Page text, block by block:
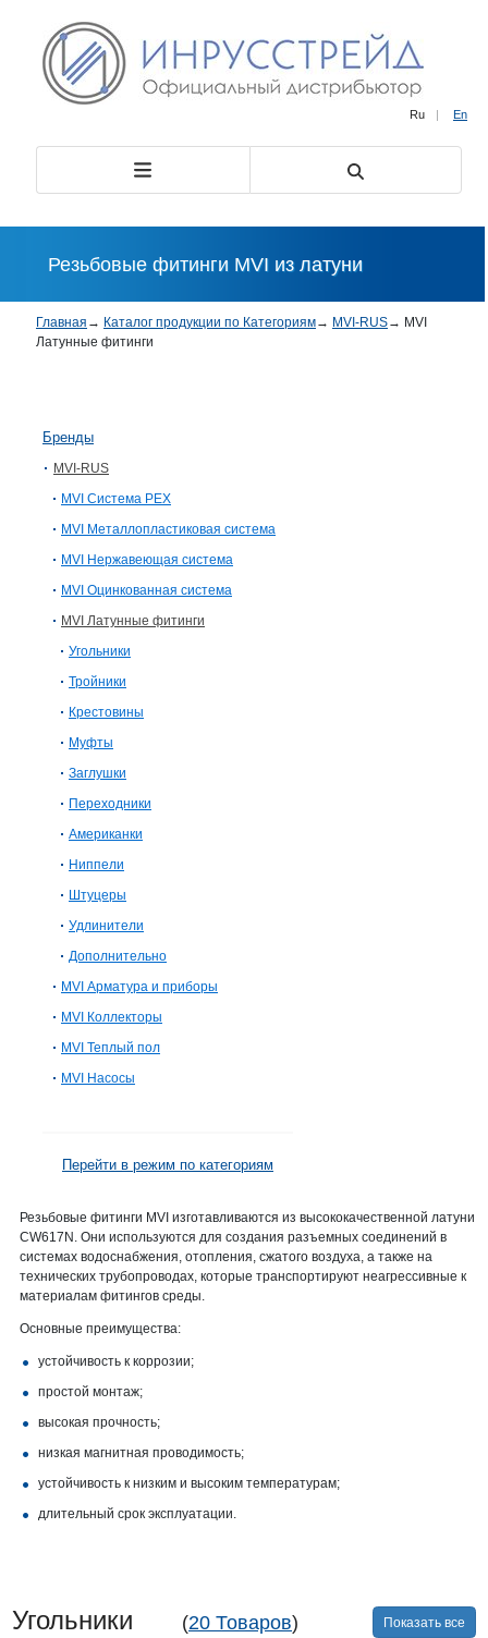
Ru | En
Резьбовые фитинги MVI из латуни
Главная → Каталог продукции по Категориям→ MVI-RUS→ MVI
Латунные фитинги
Бренды
MVI-RUS
MVI Система PEX
MVI Металлопластиковая система
MVI Нержавеющая система
MVI Оцинкованная система
MVI Латунные фитинги
Угольники
Тройники
Крестовины
Муфты
Заглушки
Переходники
Американки
Ниппели
Штуцеры
Удлинители
Дополнительно
MVI Арматура и приборы
MVI Коллекторы
MVI Теплый пол
MVI Насосы
Перейти в режим по категориям
Резьбовые фитинги MVI изготавливаются из высококачественной латуни
CW617N. Они используются для создания разъемных соединений в
системах водоснабжения, отопления, сжатого воздуха, а также на
технических трубопроводах, которые транспортируют неагрессивные к
материалам фитингов среды.
Основные преимущества:
устойчивость к коррозии;
простой монтаж;
высокая прочность;
низкая магнитная проводимость;
устойчивость к низким и высоким температурам;
длительный срок эксплуатации.
Угольники (20 Товаров) Показать все